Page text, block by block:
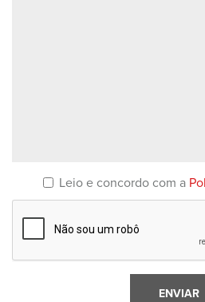
Leio e concordo com a